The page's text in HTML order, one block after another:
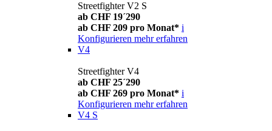
Streetfighter V2 S
ab CHF 19´290
ab CHF 209 pro Monat* i
Konfigurieren mehr erfahren
V4
Streetfighter V4
ab CHF 25´290
ab CHF 269 pro Monat* i
Konfigurieren mehr erfahren
V4 S